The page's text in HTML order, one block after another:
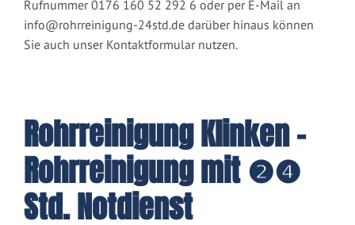
Rufnummer 0176 160 52 292 6 oder per E-Mail an
info@rohrreinigung-24std.de darüber hinaus können
Sie auch unser Kontaktformular nutzen.
Rohrreinigung Klinken -
Rohrreinigung mit ❷❹
Std. Notdienst